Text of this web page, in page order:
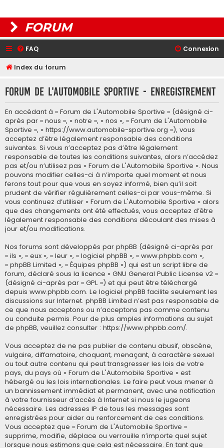
FORUM
FAQ Connexion
Index du forum
Forum de L'Automobile Sportive - Enregistrement
En accédant à « Forum de L'Automobile Sportive » (désigné ci-
après par « nous », « notre », « nos », « Forum de L'Automobile
Sportive », « https://www.automobile-sportive.org »), vous
acceptez d’être légalement responsable des conditions
suivantes. Si vous n’acceptez pas d’être légalement
responsable de toutes les conditions suivantes, alors n’accédez
pas et/ou n’utilisez pas « Forum de L'Automobile Sportive ». Nous
pouvons modifier celles-ci à n’importe quel moment et nous
ferons tout pour que vous en soyez informé, bien qu’il soit
prudent de vérifier régulièrement celles-ci par vous-même. Si
vous continuez d’utiliser « Forum de L'Automobile Sportive » alors
que des changements ont été effectués, vous acceptez d’être
légalement responsable des conditions découlant des mises à
jour et/ou modifications.
Nos forums sont développés par phpBB (désigné ci-après par
« ils », « eux », « leur », « logiciel phpBB », « www.phpbb.com »,
« phpBB Limited », « Équipes phpBB ») qui est un script libre de
forum, déclaré sous la licence « GNU General Public License v2 »
(désigné ci-après par « GPL ») et qui peut être téléchargé
depuis www.phpbb.com. Le logiciel phpBB facilite seulement les
discussions sur Internet. phpBB Limited n’est pas responsable de
ce que nous acceptons ou n’acceptons pas comme contenu
ou conduite permis. Pour de plus amples informations au sujet
de phpBB, veuillez consulter : https://www.phpbb.com/.
Vous acceptez de ne pas publier de contenu abusif, obscène,
vulgaire, diffamatoire, choquant, menaçant, à caractère sexuel
ou tout autre contenu qui peut transgresser les lois de votre
pays, du pays où « Forum de L'Automobile Sportive » est
hébergé ou les lois internationales. Le faire peut vous mener à
un bannissement immédiat et permanent, avec une notification
à votre fournisseur d’accès à Internet si nous le jugeons
nécessaire. Les adresses IP de tous les messages sont
enregistrées pour aider au renforcement de ces conditions.
Vous acceptez que « Forum de L'Automobile Sportive »
supprime, modifie, déplace ou verrouille n’importe quel sujet
lorsque nous estimons que cela est nécessaire. En tant que